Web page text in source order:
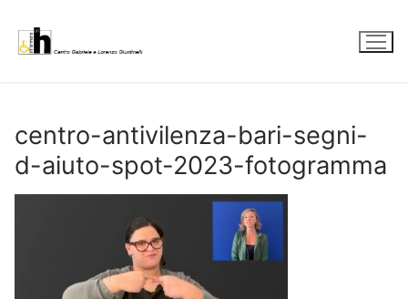
contenuto
centro-antivilenza-bari-segni-
d-aiuto-spot-2023-fotogramma